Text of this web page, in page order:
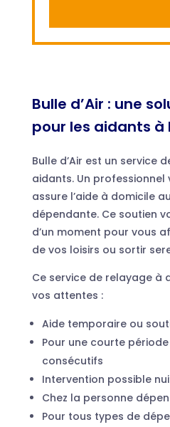
Bulle d’Air : une
pour les aidants à
Bulle d’Air est un service
aidants. Un professionnel
assure l’aide à domicile
dépendante. Ce soutien
d’un moment pour vous
de vos loisirs ou sortir
Ce service de relayage à
vos attentes :
Aide temporaire ou
Pour une courte
consécutifs
Intervention possible
Chez la personne
Pour tous types de